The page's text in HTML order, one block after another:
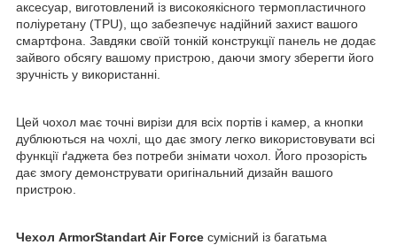
аксесуар, виготовлений із високоякісного термопластичного
поліуретану (TPU), що забезпечує надійний захист вашого
смартфона. Завдяки своїй тонкій конструкції панель не додає
зайвого обсягу вашому пристрою, даючи змогу зберегти його
зручність у використанні.
Цей чохол має точні вирізи для всіх портів і камер, а кнопки
дублюються на чохлі, що дає змогу легко використовувати всі
функції ґаджета без потреби знімати чохол. Його прозорість
дає змогу демонструвати оригінальний дизайн вашого
пристрою.
Чехол ArmorStandart Air Force сумісний із багатьма